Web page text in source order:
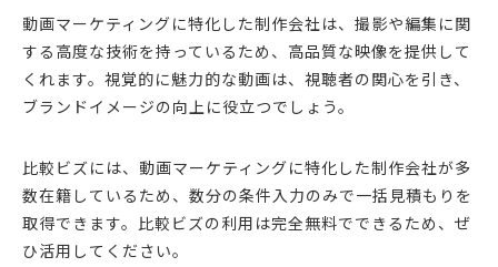
動画マーケティングに特化した制作会社は、撮影や編集に関
する高度な技術を持っているため、高品質な映像を提供して
くれます。視覚的に魅力的な動画は、視聴者の関心を引き、
ブランドイメージの向上に役立つでしょう。
比較ビズには、動画マーケティングに特化した制作会社が多
数在籍しているため、数分の条件入力のみで一括見積もりを
取得できます。比較ビズの利用は完全無料でできるため、ぜ
ひ活用してください。